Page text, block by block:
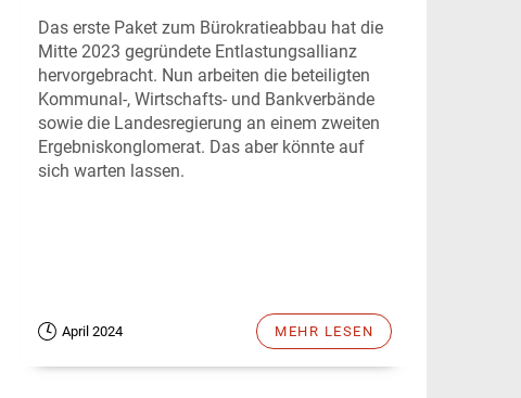
Das erste Paket zum Bürokratieabbau hat die
Mitte 2023 gegründete Entlastungsallianz
hervorgebracht. Nun arbeiten die beteiligten
Kommunal-, Wirtschafts- und Bankverbände
sowie die Landesregierung an einem zweiten
Ergebniskonglomerat. Das aber könnte auf
sich warten lassen.
April 2024 MEHR LESEN